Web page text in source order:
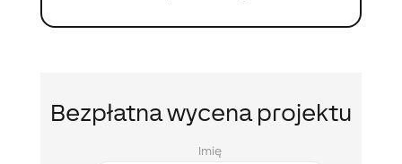
Bezpłatna wycena projektu
Imię